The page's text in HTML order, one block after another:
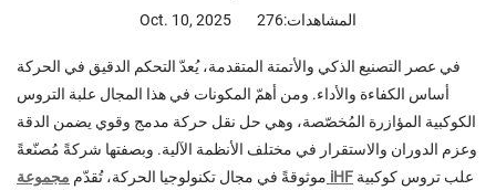
Oct. 10, 2025 المشاهدات:276
في عصر التصنيع الذكي والأتمتة المتقدمة، يُعدّ التحكم الدقيق في الحركة
أساس الكفاءة والأداء. ومن أهمّ المكونات في هذا المجال علبة التروس
الكوكبية المؤازرة المُخصّصة، وهي حل نقل حركة مدمج وقوي يضمن الدقة
وعزم الدوران والاستقرار في مختلف الأنظمة الآلية. وبصفتها شركةً مُصنّعةً
موثوقةً في مجال تكنولوجيا الحركة، تُقدّم مجموعة iHF